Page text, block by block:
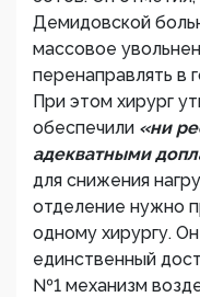
Демидовской
массовое
перенаправлять
При этом хирург
обеспечили «ни
адекватными
для снижения
отделение нужно
одному хирургу.
единственный
№1 механизм